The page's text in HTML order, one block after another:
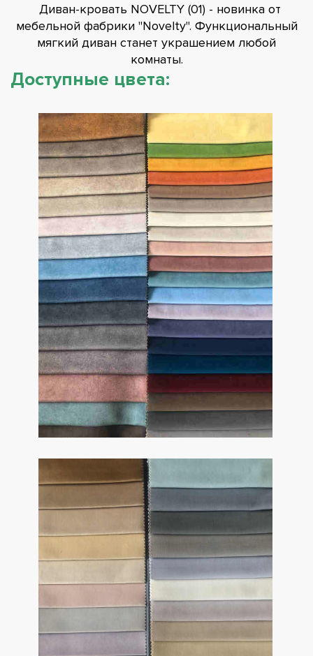
Диван-кровать NOVELTY (01) - новинка от
мебельной фабрики "Novelty". Функциональный
мягкий диван станет украшением любой
комнаты.
Доступные цвета: